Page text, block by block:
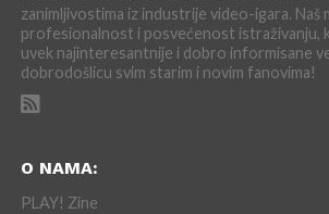
zanimljivostima iz industrije video-igara. Naš
profesionalnost i posvećenost istraživanju,
uvek najinteresantnije i dobro informisane
dobrodošlicu svim starim i novim fanovima!
O NAMA:
PLAY! Zine